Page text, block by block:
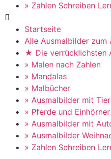
» Zahlen Schreiben
Startseite
Alle Ausmalbilder zum
★ Die verrücklichsten
» Malen nach Zahlen
» Mandalas
» Malbücher
» Ausmalbilder mit
» Pferde und Einhörner
» Ausmalbilder mit
» Ausmalbilder
» Zahlen Schreiben